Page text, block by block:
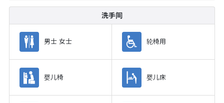
洗手间
男士 女士 轮椅用
婴儿椅 婴儿床